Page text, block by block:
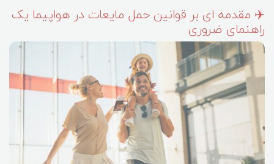
✈️ مقدمه ای بر قوانین حمل مایعات در هواپیما یک
راهنمای ضروری